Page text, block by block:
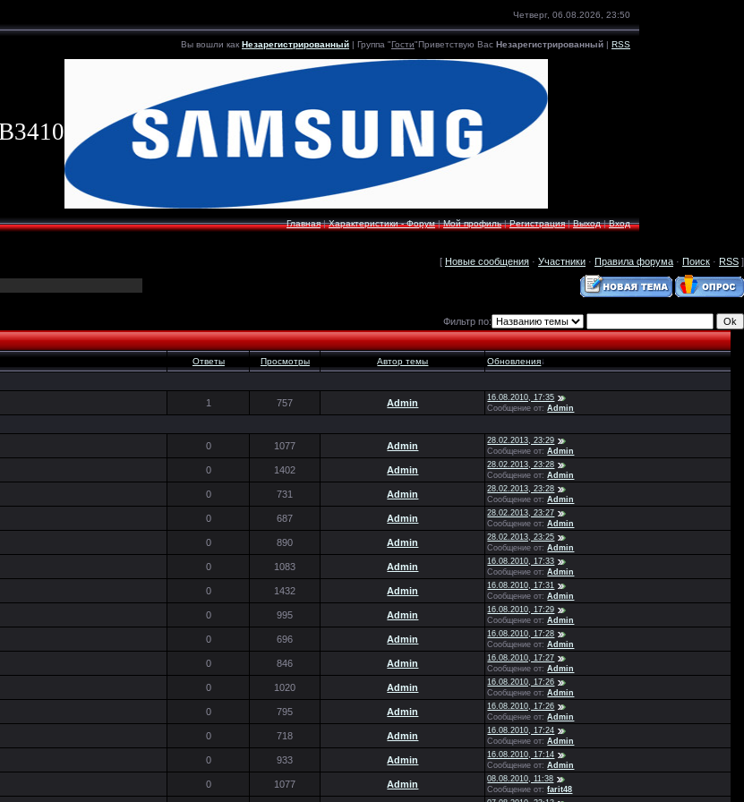
Четверг, 06.08.2026, 23:50
Вы вошли как Незарегистрированный | Группа "Гости"Приветствую Вас Незарегистрированный | RSS
Главная|Характеристики - Форум|Мой профиль|Регистрация|Выход|Вход
[ Новые сообщения · Участники · Правила форума · Поиск · RSS ]
Фильтр по:
Ответы Просмотры Автор темы Обновления↓
1 757 Admin
16.08.2010, 17:35
Сообщение от:Admin
0 1077 Admin
28.02.2013, 23:29
Сообщение от:Admin
0 1402 Admin
28.02.2013, 23:28
Сообщение от:Admin
0 731 Admin
28.02.2013, 23:28
Сообщение от:Admin
0 687 Admin
28.02.2013, 23:27
Сообщение от:Admin
0 890 Admin
28.02.2013, 23:25
Сообщение от:Admin
0 1083 Admin
16.08.2010, 17:33
Сообщение от:Admin
0 1432 Admin
16.08.2010, 17:31
Сообщение от:Admin
0 995 Admin
16.08.2010, 17:29
Сообщение от:Admin
0 696 Admin
16.08.2010, 17:28
Сообщение от:Admin
0 846 Admin
16.08.2010, 17:27
Сообщение от:Admin
0 1020 Admin
16.08.2010, 17:26
Сообщение от:Admin
0 795 Admin
16.08.2010, 17:26
Сообщение от:Admin
0 718 Admin
16.08.2010, 17:24
Сообщение от:Admin
0 933 Admin
16.08.2010, 17:14
Сообщение от:Admin
0 1077 Admin
08.08.2010, 11:38
Сообщение от:farit48